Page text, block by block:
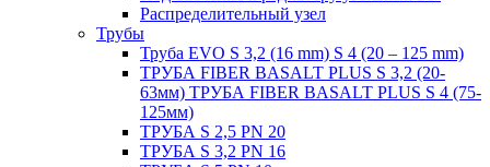
Распределительный узел
Трубы
Труба EVO S 3,2 (16 mm) S 4 (20 – 125 mm)
ТРУБА FIBER BASALT PLUS S 3,2 (20-
63мм) ТРУБА FIBER BASALT PLUS S 4 (75-
125мм)
ТРУБА S 2,5 PN 20
ТРУБА S 3,2 PN 16